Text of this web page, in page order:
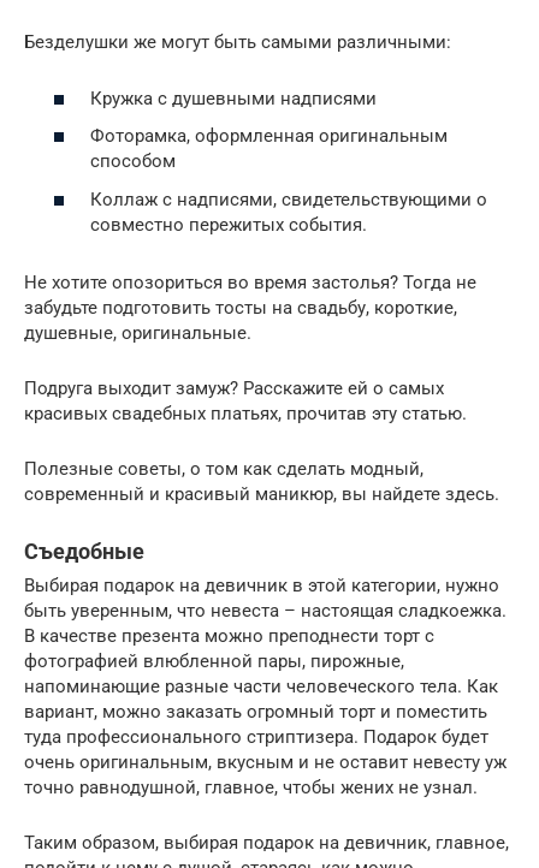
Безделушки же могут быть самыми различными:
Кружка с душевными надписями
Фоторамка, оформленная оригинальным
способом
Коллаж с надписями, свидетельствующими о
совместно пережитых события.
Не хотите опозориться во время застолья? Тогда не
забудьте подготовить тосты на свадьбу, короткие,
душевные, оригинальные.
Подруга выходит замуж? Расскажите ей о самых
красивых свадебных платьях, прочитав эту статью.
Полезные советы, о том как сделать модный,
современный и красивый маникюр, вы найдете здесь.
Съедобные
Выбирая подарок на девичник в этой категории, нужно
быть уверенным, что невеста – настоящая сладкоежка.
В качестве презента можно преподнести торт с
фотографией влюбленной пары, пирожные,
напоминающие разные части человеческого тела. Как
вариант, можно заказать огромный торт и поместить
туда профессионального стриптизера. Подарок будет
очень оригинальным, вкусным и не оставит невесту уж
точно равнодушной, главное, чтобы жених не узнал.
Таким образом, выбирая подарок на девичник, главное,